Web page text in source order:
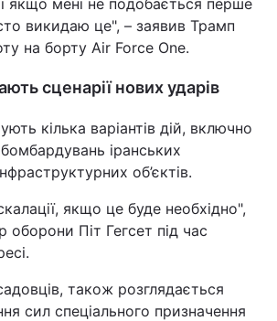
якщо мені не подобається перше
викидаю це", – заявив Трамп
на борту Air Force One.
сценарії нових ударів
кілька варіантів дій, включно
іранських
об’єктів.
якщо це буде необхідно",
оборони Піт Гегсет під час
також розглядається
сил спеціального призначення